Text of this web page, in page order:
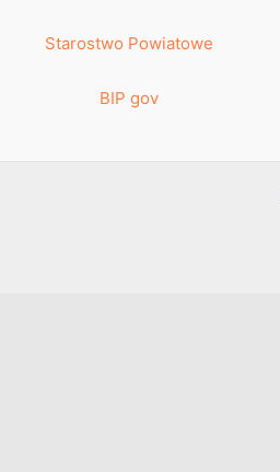
Starostwo Powiatowe
BIP gov